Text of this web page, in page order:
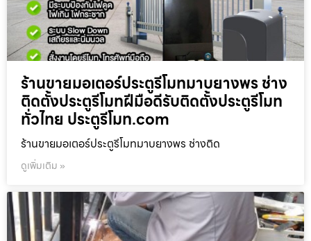
ร้านขายมอเตอร์ประตูรีโมทมาบยางพร ช่าง
ติดตั้งประตูรีโมทฝีมือดีรับติดตั้งประตูรีโมท
ทั่วไทย ประตูรีโมท.com
ร้านขายมอเตอร์ประตูรีโมทมาบยางพร ช่างติด
ดูเพิ่มเติม »